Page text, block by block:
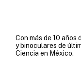
Con más de 10
y binoculares de
Ciencia en México.